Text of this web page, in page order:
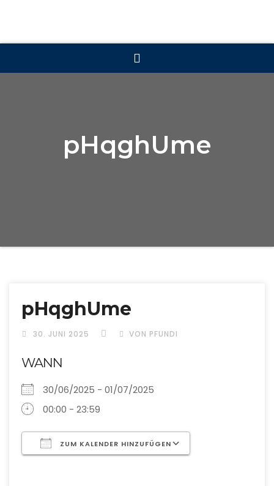
pHqghUme
pHqghUme
30. JUNI 2025 VON PFUNDI
WANN
30/06/2025 - 01/07/2025
00:00 - 23:59
ZUM KALENDER HINZUFÜGEN